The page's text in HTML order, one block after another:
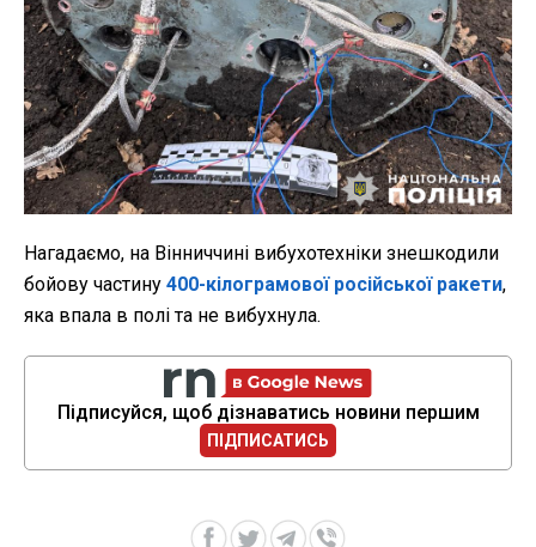
Нагадаємо, на Вінниччині вибухотехніки знешкодили
бойову частину 400-кілограмової російської ракети,
яка впала в полі та не вибухнула.
Підписуйся, щоб дізнаватись новини першим
ПІДПИСАТИСЬ